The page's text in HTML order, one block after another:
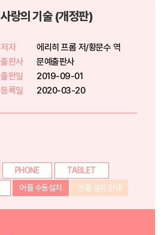
사랑의 기술 (개정판)
저자
에리히 프롬 저/황문수 역
출판사
문예출판사
출판일
2019-09-01
등록일
2020-03-20
PHONE
TABLET
어플 수동설치 어플 설치 안내